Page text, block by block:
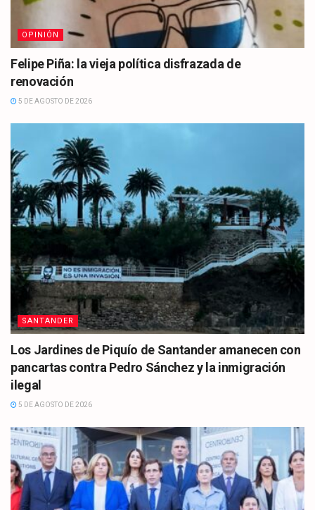
OPINIÓN
Felipe Piña: la vieja política disfrazada de
renovación
5 DE AGOSTO DE 2026
SANTANDER
Los Jardines de Piquío de Santander amanecen con
pancartas contra Pedro Sánchez y la inmigración
ilegal
5 DE AGOSTO DE 2026